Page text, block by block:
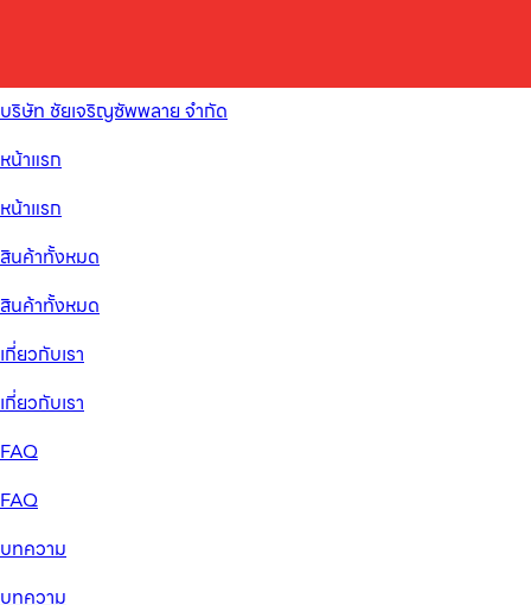
บริษัท ชัยเจริญซัพพลาย จำกัด
หน้าแรก
หน้าแรก
สินค้าทั้งหมด
สินค้าทั้งหมด
เกี่ยวกับเรา
เกี่ยวกับเรา
FAQ
FAQ
บทความ
บทความ